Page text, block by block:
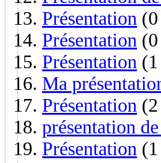
Présentation
Présentation
Présentation
Ma
Présentation
présentation
Présentation